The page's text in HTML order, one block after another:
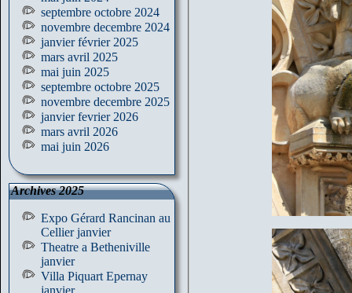
septembre octobre 2024
novembre decembre 2024
janvier février 2025
mars avril 2025
mai juin 2025
septembre octobre 2025
novembre decembre 2025
janvier fevrier 2026
mars avril 2026
mai juin 2026
Archives 2025
Expo Gérard Rancinan au
Cellier janvier
Theatre a Betheniville
janvier
Villa Piquart Epernay
janvier